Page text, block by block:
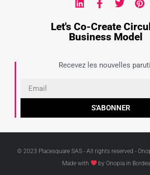
Let's Co-Create
Business Model
Recevez les nouvelles
S'ABONNER
© 2023 Placesquare SAS - All rights reserved -
Made with
by Onopia in